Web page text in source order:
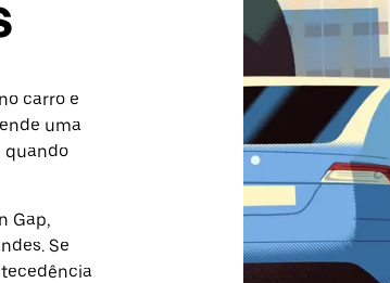
carro e
uma
quando
Gap,
Se